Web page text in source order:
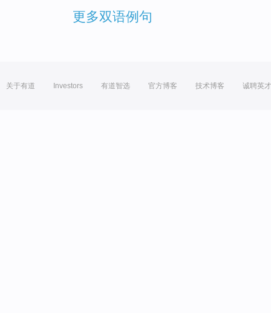
更多双语例句
关于有道 Investors 有道智选 官方博客 技术博客 诚聘英才